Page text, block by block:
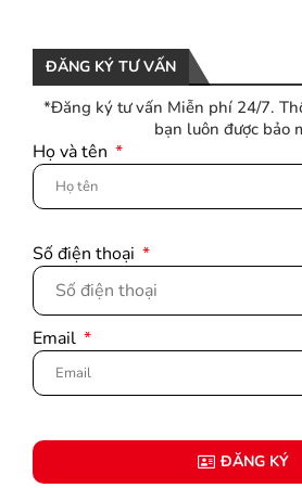
ĐĂNG KÝ TƯ VẤN
*Đăng ký tư vấn Miễn phí 24/7.
bạn luôn được bảo
Họ và tên
Số điện thoại
Email
ĐĂNG KÝ